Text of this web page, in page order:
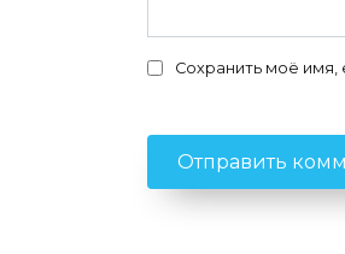
Сохранить моё имя,